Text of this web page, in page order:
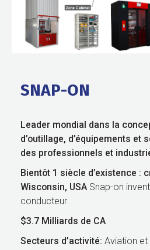
SNAP-ON
Leader mondial dans la
d’outillage, d’équipements et
des professionnels et
Bientôt 1 siècle d’existence :
Wisconsin, USA Snap-on
conducteur
$3.7 Milliards de CA
Secteurs d’activité: Aviation et